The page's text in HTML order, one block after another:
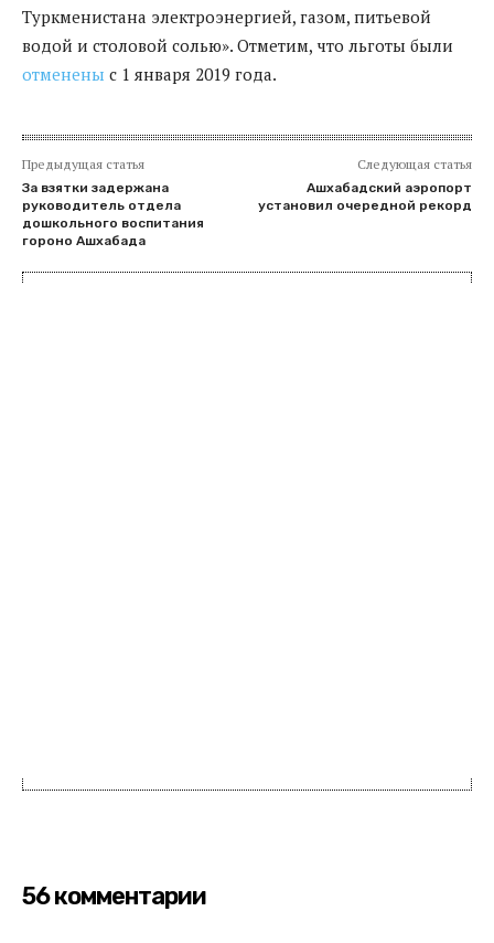
Туркменистана электроэнергией, газом, питьевой
водой и столовой солью». Отметим, что льготы были
отменены с 1 января 2019 года.
Предыдущая статья
За взятки задержана
руководитель отдела
дошкольного воспитания
гороно Ашхабада
Следующая статья
Ашхабадский аэропорт
установил очередной рекорд
56 комментарии